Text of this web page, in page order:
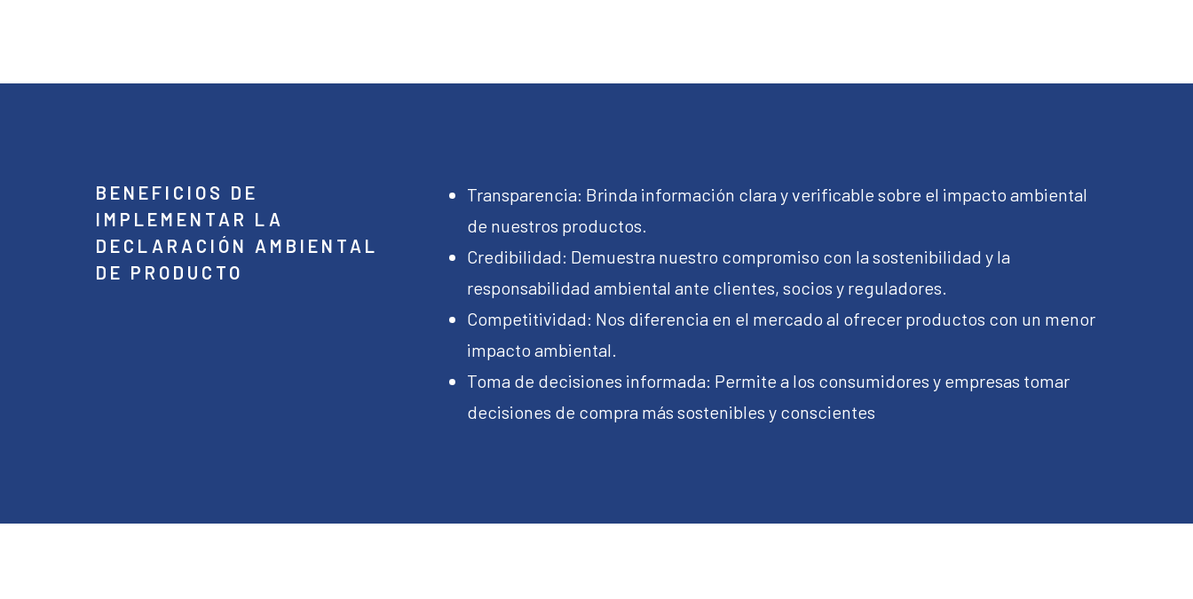
BENEFICIOS DE
IMPLEMENTAR LA
DECLARACIÓN AMBIENTAL
DE PRODUCTO
Transparencia: Brinda información clara y verificable sobre el impacto ambiental
de nuestros productos.
Credibilidad: Demuestra nuestro compromiso con la sostenibilidad y la
responsabilidad ambiental ante clientes, socios y reguladores.
Competitividad: Nos diferencia en el mercado al ofrecer productos con un menor
impacto ambiental.
Toma de decisiones informada: Permite a los consumidores y empresas tomar
decisiones de compra más sostenibles y conscientes